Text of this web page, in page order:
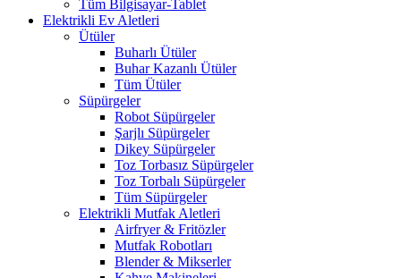
Tüm Bilgisayar-Tablet
Elektrikli Ev Aletleri
Ütüler
Buharlı Ütüler
Buhar Kazanlı Ütüler
Tüm Ütüler
Süpürgeler
Robot Süpürgeler
Şarjlı Süpürgeler
Dikey Süpürgeler
Toz Torbasız Süpürgeler
Toz Torbalı Süpürgeler
Tüm Süpürgeler
Elektrikli Mutfak Aletleri
Airfryer & Fritözler
Mutfak Robotları
Blender & Mikserler